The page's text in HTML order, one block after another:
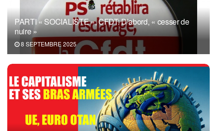
PARTI « SOCIALISTE », CFDT: D’abord, « cesser de
nuire »
8 SEPTEMBRE 2025